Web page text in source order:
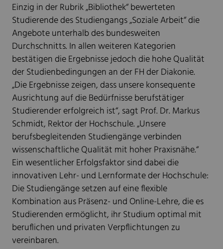
Einzig in der Rubrik „Bibliothek“ bewerteten
Studierende des Studiengangs „Soziale Arbeit“ die
Angebote unterhalb des bundesweiten
Durchschnitts. In allen weiteren Kategorien
bestätigen die Ergebnisse jedoch die hohe Qualität
der Studienbedingungen an der FH der Diakonie.
„Die Ergebnisse zeigen, dass unsere konsequente
Ausrichtung auf die Bedürfnisse berufstätiger
Studierender erfolgreich ist“, sagt Prof. Dr. Markus
Schmidt, Rektor der Hochschule. „Unsere
berufsbegleitenden Studiengänge verbinden
wissenschaftliche Qualität mit hoher Praxisnähe.“
Ein wesentlicher Erfolgsfaktor sind dabei die
innovativen Lehr- und Lernformate der Hochschule:
Die Studiengänge setzen auf eine flexible
Kombination aus Präsenz- und Online-Lehre, die es
Studierenden ermöglicht, ihr Studium optimal mit
beruflichen und privaten Verpflichtungen zu
vereinbaren.